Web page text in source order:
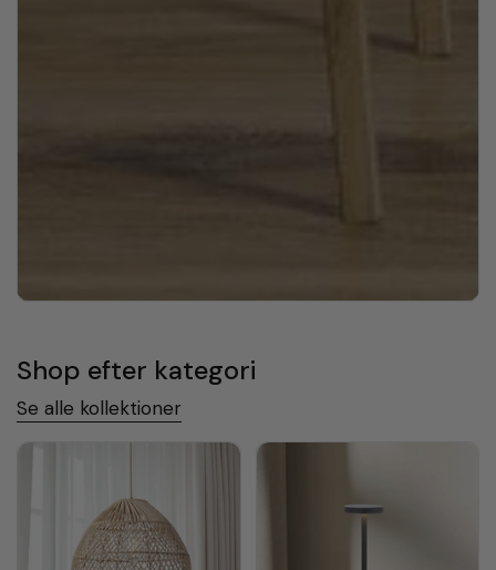
Shop efter kategori
Se alle kollektioner